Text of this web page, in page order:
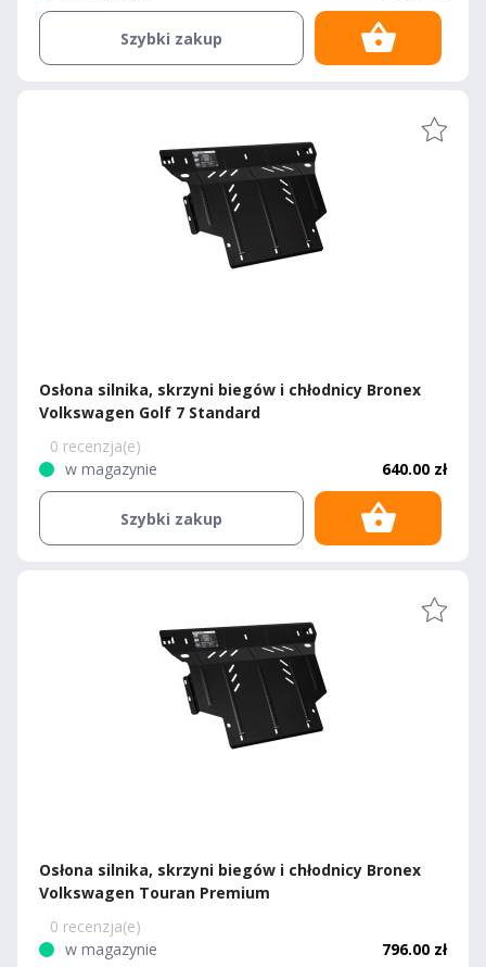
Szybki zakup
Osłona silnika, skrzyni biegów i chłodnicy Bronex
Volkswagen Golf 7 Standard
0 recenzja(e)
w magazynie
640.00 zł
Szybki zakup
Osłona silnika, skrzyni biegów i chłodnicy Bronex
Volkswagen Touran Premium
0 recenzja(e)
w magazynie
796.00 zł